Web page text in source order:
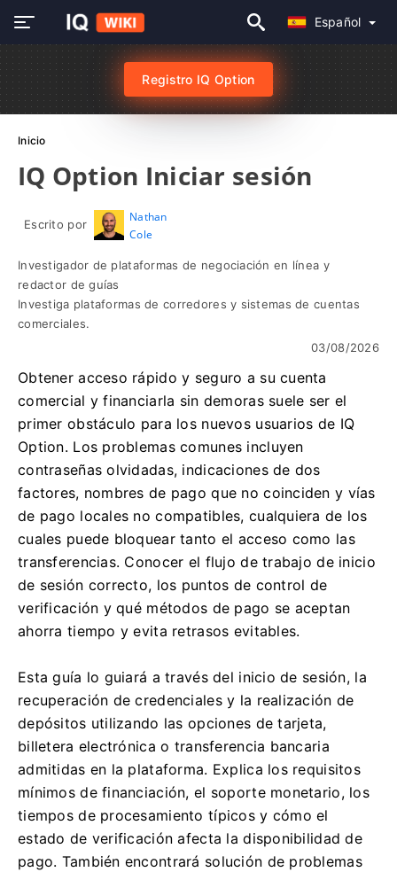
Español
Registro IQ Option
Inicio
IQ Option Iniciar sesión
Escrito por
Nathan
Cole
Investigador de plataformas de negociación en línea y
redactor de guías
Investiga plataformas de corredores y sistemas de cuentas
comerciales.
03/08/2026
Obtener acceso rápido y seguro a su cuenta
comercial y financiarla sin demoras suele ser el
primer obstáculo para los nuevos usuarios de IQ
Option. Los problemas comunes incluyen
contraseñas olvidadas, indicaciones de dos
factores, nombres de pago que no coinciden y vías
de pago locales no compatibles, cualquiera de los
cuales puede bloquear tanto el acceso como las
transferencias. Conocer el flujo de trabajo de inicio
de sesión correcto, los puntos de control de
verificación y qué métodos de pago se aceptan
ahorra tiempo y evita retrasos evitables.
Esta guía lo guiará a través del inicio de sesión, la
recuperación de credenciales y la realización de
depósitos utilizando las opciones de tarjeta,
billetera electrónica o transferencia bancaria
admitidas en la plataforma. Explica los requisitos
mínimos de financiación, el soporte monetario, los
tiempos de procesamiento típicos y cómo el
estado de verificación afecta la disponibilidad de
pago. También encontrará solución de problemas